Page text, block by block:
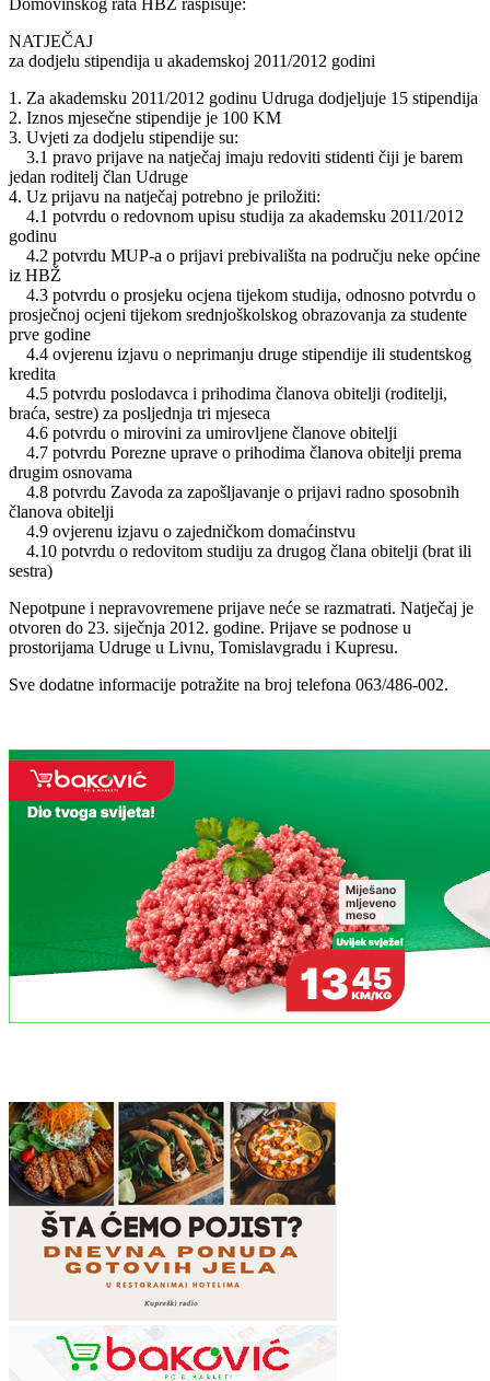
NATJEČAJ
za dodjelu stipendija u akademskoj 2011/2012 godini
1. Za akademsku 2011/2012 godinu Udruga dodjeljuje 15 stipendija
2. Iznos mjesečne stipendije je 100 KM
3. Uvjeti za dodjelu stipendije su:
3.1 pravo prijave na natječaj imaju redoviti stidenti čiji je barem
jedan roditelj član Udruge
4. Uz prijavu na natječaj potrebno je priložiti:
4.1 potvrdu o redovnom upisu studija za akademsku 2011/2012
godinu
4.2 potvrdu MUP-a o prijavi prebivališta na području neke općine
iz HBŽ
4.3 potvrdu o prosjeku ocjena tijekom studija, odnosno potvrdu o
prosječnoj ocjeni tijekom srednjoškolskog obrazovanja za studente
prve godine
4.4 ovjerenu izjavu o neprimanju druge stipendije ili studentskog
kredita
4.5 potvrdu poslodavca i prihodima članova obitelji (roditelji,
braća, sestre) za posljednja tri mjeseca
4.6 potvrdu o mirovini za umirovljene članove obitelji
4.7 potvrdu Porezne uprave o prihodima članova obitelji prema
drugim osnovama
4.8 potvrdu Zavoda za zapošljavanje o prijavi radno sposobnih
članova obitelji
4.9 ovjerenu izjavu o zajedničkom domaćinstvu
4.10 potvrdu o redovitom studiju za drugog člana obitelji (brat ili
sestra)
Nepotpune i nepravovremene prijave neće se razmatrati. Natječaj je
otvoren do 23. siječnja 2012. godine. Prijave se podnose u
prostorijama Udruge u Livnu, Tomislavgradu i Kupresu.
Sve dodatne informacije potražite na broj telefona 063/486-002.